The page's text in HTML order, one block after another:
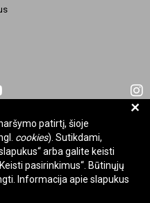
Visos teisės saugomos.
+
patirtį, šioje
cookies). Sutikdami,
arba galite keisti
pasirinkimus“. Būtinųjų
Informacija apie slapukus